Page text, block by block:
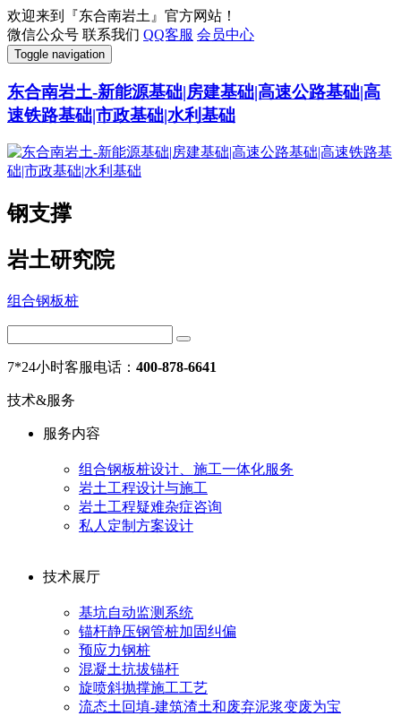
欢迎来到『东合南岩土』官方网站！
微信公众号 联系我们 QQ客服 会员中心
Toggle navigation
东合南岩土-新能源基础|房建基础|高速公路基础|高
速铁路基础|市政基础|水利基础
钢支撑
岩土研究院
组合钢板桩
7*24小时客服电话： 400-878-6641
技术&服务
服务内容
组合钢板桩设计、施工一体化服务
岩土工程设计与施工
岩土工程疑难杂症咨询
私人定制方案设计
技术展厅
基坑自动监测系统
锚杆静压钢管桩加固纠偏
预应力钢桩
混凝土抗拔锚杆
旋喷斜抛撑施工工艺
流态土回填-建筑渣土和废弃泥浆变废为宝